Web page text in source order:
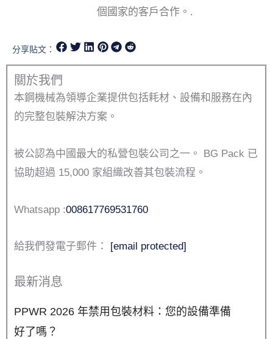
個國家的客戶合作。.
分享貼文：
關於我們
本鋼機械為領導企業提供包括耗材、設備和服務在內
的完整包裝解決方案。
被公認為中國最大的私營包裝公司之一。 BG Pack 已
協助超過 15,000 家組織改善其包裝流程。
Whatsapp :008617769531760
給我們發電子郵件： [email protected]
最新消息
PPWR 2026 年禁用包裝材料：您的設備準備
好了嗎？